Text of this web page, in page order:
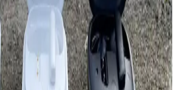
İçin Taşınabilir Güçlü
ve Kullanım İpuçları
dayanıklı ve yüksek ses çıkışlı taşınabilir
ve suya dayanıklılık özellikleriyle öne
kriterleri ve kullanım ipuçları